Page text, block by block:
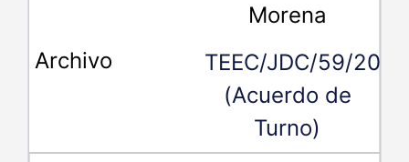
Morena
TEEC/JDC/59/2019
(Acuerdo de
Turno)